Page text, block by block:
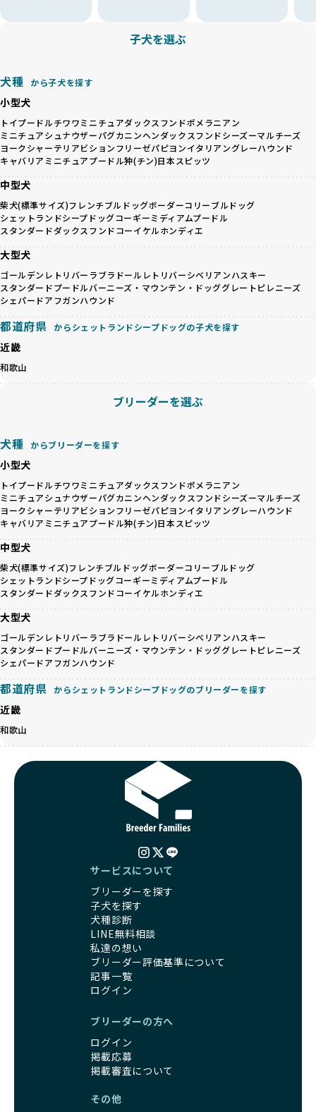
ことを徹底しています。
BreederFamiliesでは、以下の6項目を必須条件とし、これら
基づいた責任あるブリーディングを確保しています。
さらに、健康管理、社会性の育成、遺伝子検査、食事や運動
の質など、ワンちゃんの心身に配慮した飼育環境が整ってい
るかを評価する12項目の総合基準を設けています。これによ
り、より高い基準をクリアしたブリーダーだけを厳選してい
ます。
その結果、合格率10%未満という厳しい基準をクリアした優
良ブリーダーのみが登録されています。
BreederFamiliesでは、法令に準拠するだけでなく、ワンち
ゃんを家族のように愛するという理念を共有するブリーダー
のみを厳選しています。これにより、ユーザーの皆さんに安
「BreederFamilesのワンちゃんに優しい18の評価基準」は
こちら
BreederFamiliesでは、すべてのブリーダーを書類審査、直
接のヒアリング、現地確認を通じて厳しく評価しています。
このプロセスにより、育成環境や健康管理だけでなく、ブリ
ーダー自身の理念や姿勢までも丁寧に確認しています。
さらに、こうした評価結果は透明性を持って公開されている
徹底した透明性こそが、BreederFamiliesの大きな特徴で
BreederFamiliesは、ペット業界が抱える命の大量生産・大
量販売、負担の大きい流通構造、劣悪な飼育環境といった課
題に真摯に向き合っています。優良ブリーダーとの直接取引
を促進することで、無駄な命の消費を減らし、命を大切にす
る社会の実現を目指しています。
さらに、売上の一部を保護団体や保護団体を支援する公益法
人へ寄付しています。多くのペット販売業者が、動物福祉へ
の取り組みが不十分であることを理由に寄付を断られる中、
BreederFamiliesはその姿勢が評価され、寄付が実現してい
ます。この活動により、保護が必要なワンちゃんの救済や保
護活動の支援にも貢献しています。
BreederFamiliesのこうした取り組みは、目の前の子犬だけ
な一歩です。ユーザーの皆さんがBreederFamiliesを通じて
子犬をお迎えすることで、こうした社会貢献活動を間接的に
BreederFamiliesに登録されているブリーダーは、子犬が心
身ともに健康に育つための環境づくりに全力を注いでいま
す。
遺伝的なリスクを最小限に抑えた繁殖計画、栄養バランスが
考えられた食事、子犬がのびのびと動ける適度な運動環境、
さらに獣医師と連携した健康管理まで徹底しています。
その結果、BreederFamiliesを通じてお迎えする子犬は、元
気で健康なスタートを切れることが大きな魅力です。
子犬の社会性は、家庭でのしつけをスムーズにする重要なポ
犬、人との触れ合いの時間をしっかり確保し、子犬が自然に
コミュニケーション能力を身につけられるよう育てていま
家庭に迎えたその日から、すでに社会性の基盤ができている
ため、新しい環境にもスムーズに適応できます。
これにより、飼い主さんにとっても安心してスタートできる
BreederFamiliesのブリーダーは、犬種に関する豊富な知識
と経験を持っています。そのため、子犬を迎えた後の健康管
理やしつけ、生活スタイルに合わせた育て方について、丁寧
なアドバイスを受けられます。「この犬種ならではの特徴
は？」「食事はどうしたらいい？」など、疑問や悩みがあれ
ば、専門的な視点から解決のヒントをもらえるのも安心でき
るポイントです。
BreederFamiliesでは、すべてのブリーダーが厳しい基準を
クリアした方々だけです。運営チームがブリーダーに直接ヒ
すが、無計画な交配には健康リスクが伴います。異なる犬種
の特徴を持つことで予測しにくい健康問題が発生する可能性
が高く、診断や治療も複雑化する場合があります。また、ミ
待する理想と現実が大きく異なることも少なくありません。
健康と性格を次世代に引き継ぐために、ミックス犬の繁殖を
避けます。無計画な交配がもたらすリスクを理解し、飼い主
への十分な説明とアフターフォローを確保できる範囲での繁
殖を徹底しているのです。
一方、営利優先ブリーダーは流行や需要に応じて安易にミッ
クス犬を繁殖し、健康管理や飼い主への配慮が不十分なこと
等体格の異なるリスクの高い交配を行うこともあります。
「ミックス犬を繁殖しない」の詳細はこちら
ペットショップやペットオークションは、流通過程でワンち
ゃんが長時間の輸送を強いられたり、狭いケージに閉じ込め
られるなど、心身に大きな負担がかかります。このような環
境は、ストレスや感染リスクを増大させるだけでなく、ワン
があります。
優良ブリーダーは、ワンちゃんの健康と幸せを第一に考え、
ことを大切にしています。また、彼らはお迎え先を自身で確
接の引き渡しを基本とします。
を軽視しがちです。
「ペットショップ等を使わない」の詳細はこちら
近年、「小さくて可愛い」「珍しい毛色」という見た目の特
徴が人気を集め、高値で取引されることが多くなっていま
す。しかし、こうした特徴には健康リスクが伴う場合が少な
く、レアカラーには遺伝疾患のリスクが高まることがありま
す。
営利優先ブリーダーは、このような流行や需要に応じて無理
な繁殖を行いがちです。小柄な母犬を繁殖に多用して体に負
担をかけたり、子犬を小さく見せるために食事を減らすな
ど、健康を犠牲にした管理がされることもあります。このよ
うな方法では、ワンちゃんの免疫力や体力が低下し、飼い主
にとっても将来的な医療費やケアの負担が増える恐れがあり
ます。
優良ブリーダーは、こうした流行に流されず、ワンちゃんの
カラーの子犬を販売する場合は、健康リスクを十分に理解
し、飼い主にそのリスクについて丁寧に説明しています。食
事管理もしっかり行い、成長に必要な栄養を確保するなど、
ワンちゃんの健康を第一にした繁殖を心がけています。
「見た目以上に健康重視」の詳細はこちら
引退犬とは、繁殖期を終えたワンちゃんたちのことを指しま
優良ブリーダーは、引退犬も家族の一員として、彼らの幸せ
を願っています。よって、引退後も自宅で飼育を続けるか、
信頼できる相手に譲渡するなど、ワンちゃんが幸せに暮らせ
るように配慮します。
一方、営利優先ブリーダーは引退犬を「コスト」として考
え、早く手放すことを考えます。場合によっては、悪徳保護
団体に引き渡されることもあり、ワンちゃんの生活が不安定
になる可能性が高まります。
引退犬に対する扱いがどうなっているかも、優良ブリーダー
を見分けるポイントとなります。
「引退犬も大切に」の詳細はこちら
ーズに適応できるようにするプロセスです。ワンちゃんの社
会化は、生後3週間から12週間頃の「社会化期」と呼ばれる
時期が特に重要です。この期間は、ブリーダーが飼育してい
る時期と重なるため、ワンちゃんが人や他の犬、家庭環境に
子犬を選ぶ
犬種 から子犬を探す
小型犬
トイプードルチワワミニチュアダックスフンドポメラニアン
ミニチュアシュナウザーパグカニンヘンダックスフンドシーズーマルチーズ
ヨークシャーテリアビションフリーゼパピヨンイタリアングレーハウンド
キャバリア ミニチュアプードル狆(チン)日本スピッツ
中型犬
柴犬(標準サイズ)フレンチブルドッグボーダーコリーブルドッグ
シェットランドシープドッグコーギーミディアムプードル
スタンダードダックスフンドコーイケルホンディエ
大型犬
ゴールデンレトリバーラブラドールレトリバーシベリアンハスキー
スタンダードプードルバーニーズ・マウンテン・ドッググレートピレニーズ
シェパードアフガンハウンド
都道府県 からシェットランドシープドッグの子犬を探す
近畿
和歌山
ブリーダーを選ぶ
犬種 からブリーダーを探す
小型犬
トイプードルチワワミニチュアダックスフンドポメラニアン
ミニチュアシュナウザーパグカニンヘンダックスフンドシーズーマルチーズ
ヨークシャーテリアビションフリーゼパピヨンイタリアングレーハウンド
キャバリア ミニチュアプードル狆(チン)日本スピッツ
中型犬
柴犬(標準サイズ)フレンチブルドッグボーダーコリーブルドッグ
シェットランドシープドッグコーギーミディアムプードル
スタンダードダックスフンドコーイケルホンディエ
大型犬
ゴールデンレトリバーラブラドールレトリバーシベリアンハスキー
スタンダードプードルバーニーズ・マウンテン・ドッググレートピレニーズ
シェパードアフガンハウンド
都道府県 からシェットランドシープドッグのブリーダーを探す
近畿
和歌山
サービスについて
ブリーダーを探す
子犬を探す
犬種診断
LINE無料相談
私達の想い
ブリーダー評価基準について
記事一覧
ログイン
ブリーダーの方へ
ログイン
掲載応募
掲載審査について
その他